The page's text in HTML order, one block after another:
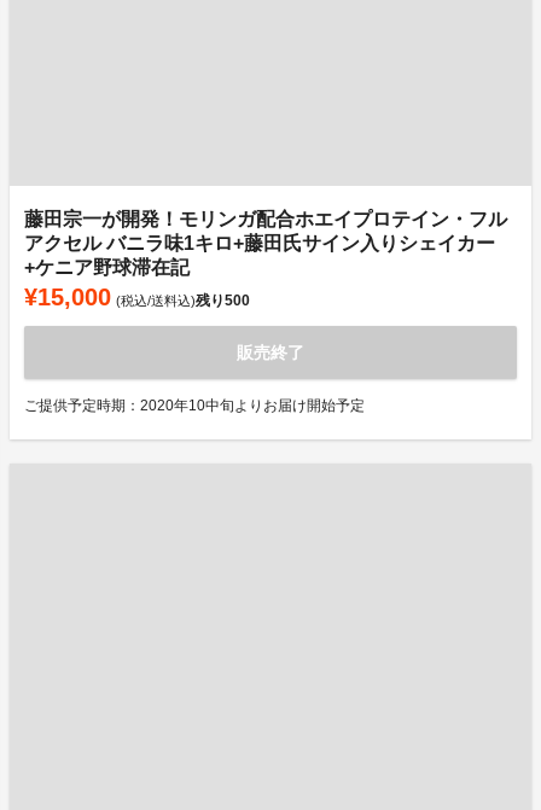
藤田宗一が開発！モリンガ配合ホエイプロテイン・フル
アクセル バニラ味1キロ+藤田氏サイン入りシェイカー
+ケニア野球滞在記
¥15,000 (税込/送料込)残り500
販売終了
ご提供予定時期：2020年10中旬よりお届け開始予定